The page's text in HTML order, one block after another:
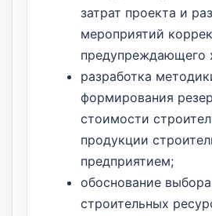
затрат проекта и
мероприятий
предупреждающего
разработка
формирования
стоимости
продукции
предприятием;
обоснование
строительных